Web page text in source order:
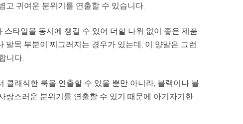
고 귀여운 분위기를 연출할 수 있습니다.
타일을 동시에 챙길 수 있어 더할 나위 없이 좋은 제품
목 부분이 찌그러지는 경우가 있는데, 이 양말은 그런
니다.
래식한 룩을 연출할 수 있을 뿐만 아니라, 블랙이나 블
랑스러운 분위기를 연출할 수 있기 때문에 아기자기한